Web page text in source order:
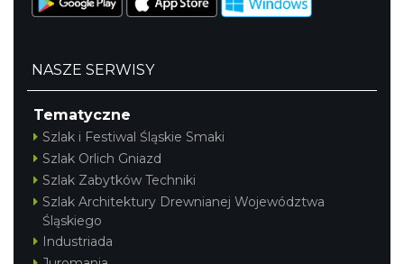
NASZE SERWISY
Tematyczne
Szlak i Festiwal Śląskie Smaki
Szlak Orlich Gniazd
Szlak Zabytków Techniki
Szlak Architektury Drewnianej Województwa
Śląskiego
Industriada